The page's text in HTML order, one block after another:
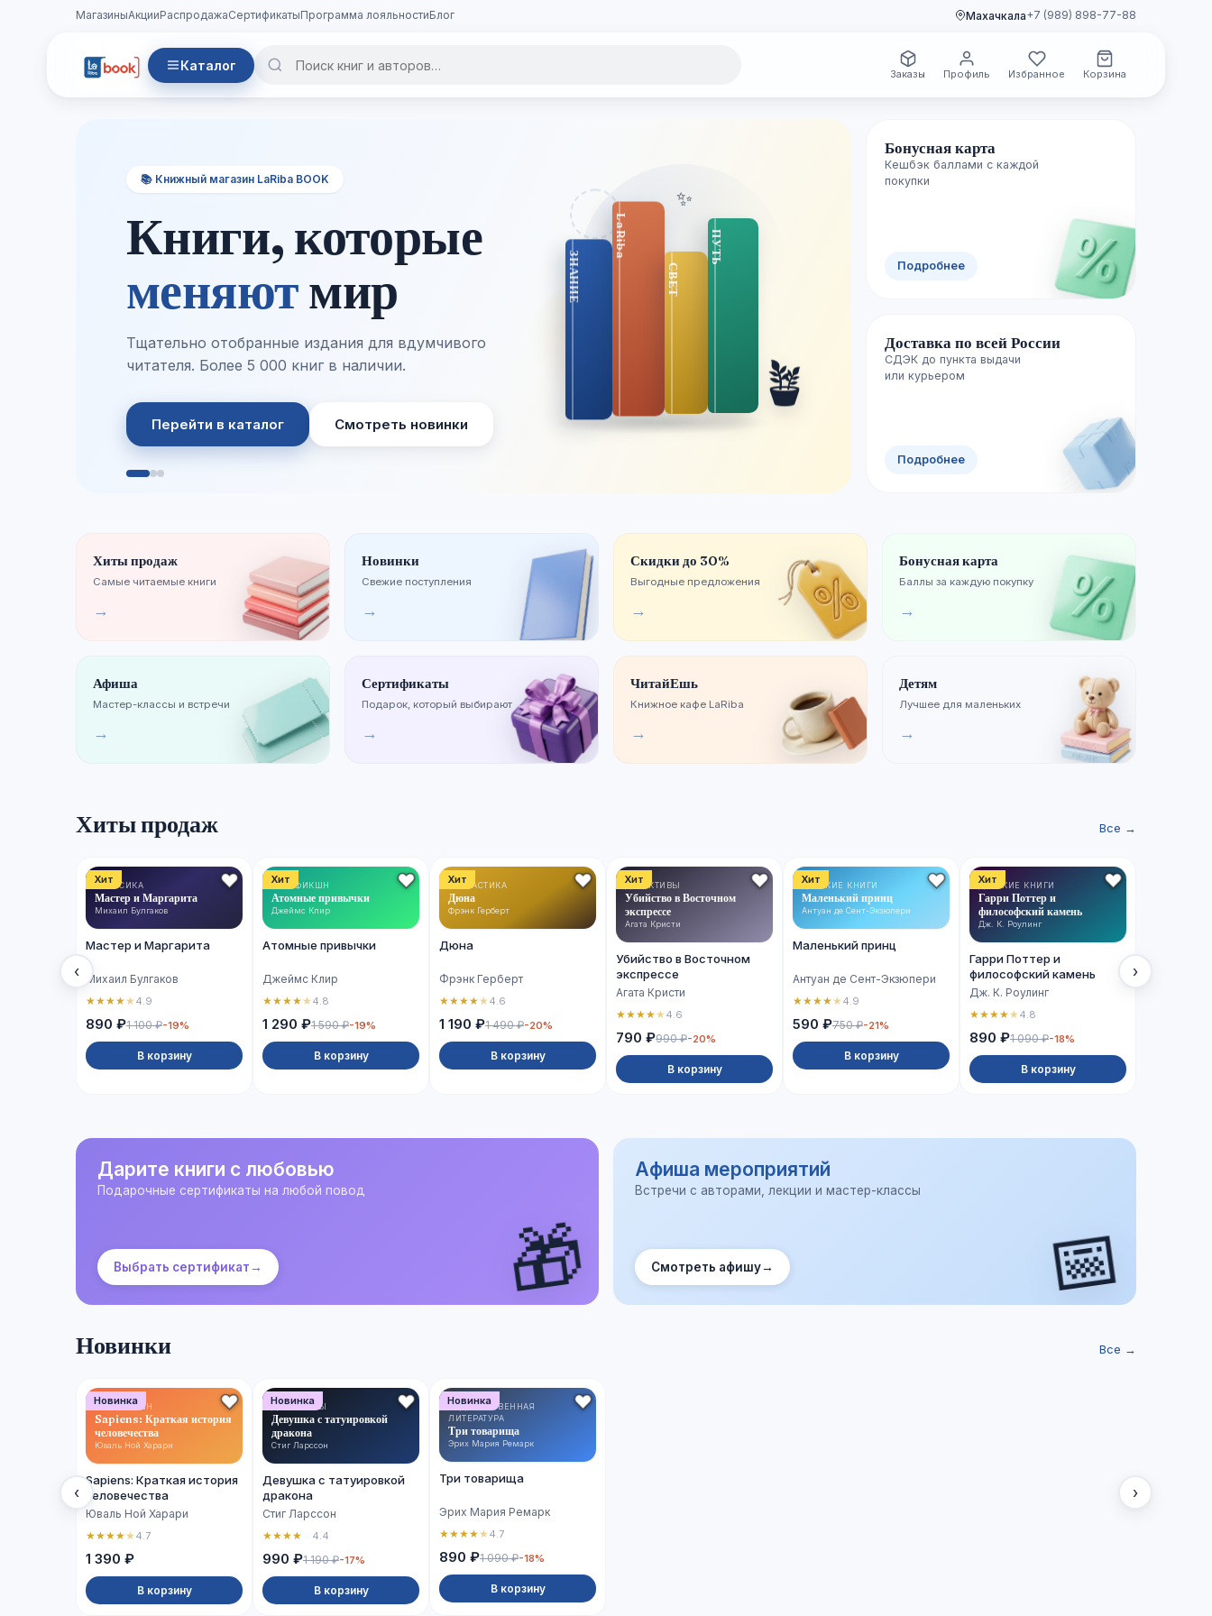
МагазиныАкцииРаспродажаСертификатыПрограмма лояльностиБлог Махачкала+7 (989) 898-77-88
Каталог
Заказы Профиль Избранное Корзина
📚 Книжный магазин LaRiba BOOK
Книги, которые
меняютмир
Тщательно отобранные издания для вдумчивого
читателя. Более 5 000 книг в наличии.
Перейти в каталог Смотреть новинки
🪴
✨
🌿 Свежие поступления
Новинки уже
полках
Каждую неделю пополняем каталог
изданиями — успейте первыми.
Хиты продаж
Бонусная карта
Кешбэк баллами с каждой
покупки
Подробнее
Доставка по всей России
СДЭК до пункта выдачи
или курьером
Подробнее
Хиты продаж
Самые читаемые книги
→
Новинки
Свежие поступления
→
Скидки до 30%
Выгодные предложения
→
Бонусная карта
Баллы за каждую покупку
→
Афиша
Мастер-классы и встречи
→
Сертификаты
Подарок, который выбирают
→
ЧитайЕшь
Книжное кафе LaRiba
→
Детям
Лучшее для маленьких
→
Хиты продаж Все →
‹
Хит
КЛАССИКА
Мастер и Маргарита
Михаил Булгаков
Мастер и Маргарита
Михаил Булгаков
★★★★★4.9
890 ₽1 100 ₽-19%
В корзину
Хит
НОН-ФИКШН
Атомные привычки
Джеймс Клир
Атомные привычки
Джеймс Клир
★★★★★4.8
1 290 ₽1 590 ₽-19%
В корзину
Хит
ФАНТАСТИКА
Дюна
Фрэнк Герберт
Дюна
Фрэнк Герберт
★★★★★4.6
1 190 ₽1 490 ₽-20%
В корзину
Хит
ДЕТЕКТИВЫ
Убийство в Восточном
экспрессе
Агата Кристи
Убийство в Восточном
экспрессе
Агата Кристи
★★★★★4.6
790 ₽990 ₽-20%
В корзину
Хит
ДЕТСКИЕ КНИГИ
Маленький принц
Антуан де Сент-Экзюпери
Маленький принц
Антуан де Сент-Экзюпери
★★★★★4.9
590 ₽750 ₽-21%
В корзину
Хит
ДЕТСКИЕ КНИГИ
Гарри Поттер и
философский камень
Дж. К. Роулинг
Гарри Поттер и
философский камень
Дж. К. Роулинг
★★★★★4.8
890 ₽1 090 ₽-18%
В корзину
›
Дарите книги с любовью
Подарочные сертификаты на любой повод
Выбрать сертификат → 🎁
Афиша мероприятий
Встречи с авторами, лекции и мастер-классы
Смотреть афишу→ 📅
Новинки Все →
‹
Новинка
НОН-ФИКШН
Sapiens: Краткая история
человечества
Юваль Ной Харари
Sapiens: Краткая история
человечества
Юваль Ной Харари
★★★★★4.7
1 390 ₽
В корзину
Новинка
ДЕТЕКТИВЫ
Девушка с татуировкой
дракона
Стиг Ларссон
Девушка с татуировкой
дракона
Стиг Ларссон
★★★★ 4.4
990 ₽1 190 ₽-17%
В корзину
Новинка
ХУДОЖЕСТВЕННАЯ
ЛИТЕРАТУРА
Три товарища
Эрих Мария Ремарк
Три товарища
Эрих Мария Ремарк
★★★★★4.7
890 ₽1 090 ₽-18%
В корзину
›